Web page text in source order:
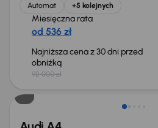
Automat
+5 kolejnych
Miesięczna rata
od 536 zł
Najniższa cena z 30 dni przed
obniżką
92 000 zł
Taniej o 1 000 zł